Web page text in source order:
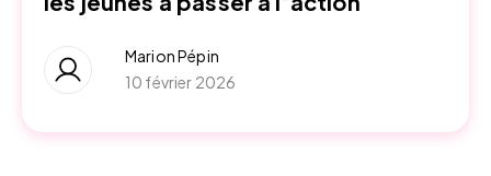
Marion Pépin
10 février 2026